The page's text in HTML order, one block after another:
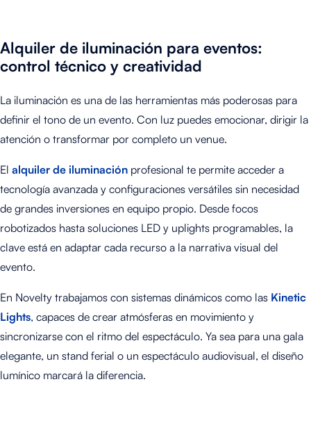
Alquiler de iluminación para eventos:
control técnico y creatividad
La iluminación es una de las herramientas más poderosas para
definir el tono de un evento. Con luz puedes emocionar, dirigir la
atención o transformar por completo un venue.
El alquiler de iluminación profesional te permite acceder a
tecnología avanzada y configuraciones versátiles sin necesidad
de grandes inversiones en equipo propio. Desde focos
robotizados hasta soluciones LED y uplights programables, la
clave está en adaptar cada recurso a la narrativa visual del
evento.
En Novelty trabajamos con sistemas dinámicos como las Kinetic
Lights, capaces de crear atmósferas en movimiento y
sincronizarse con el ritmo del espectáculo. Ya sea para una gala
elegante, un stand ferial o un espectáculo audiovisual, el diseño
lumínico marcará la diferencia.